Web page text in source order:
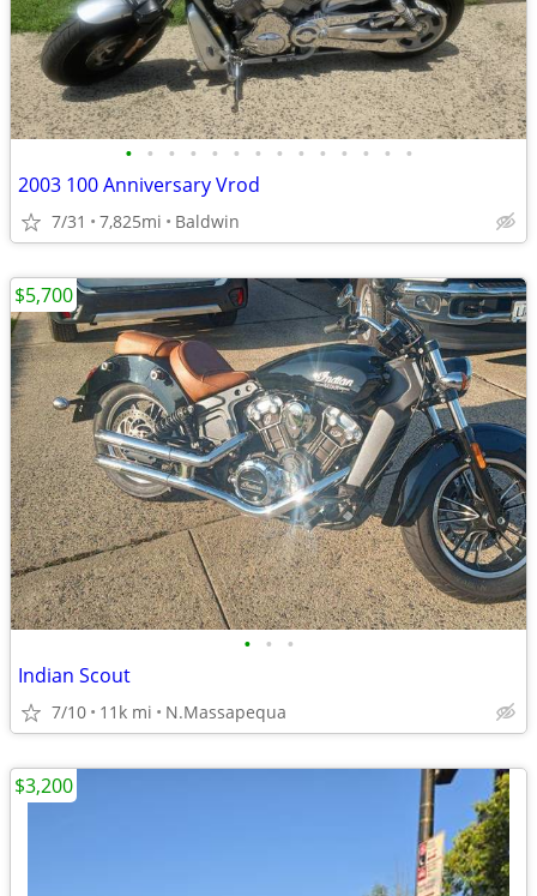
• • • • • • • • • • • • • •
2003 100 Anniversary Vrod
7/31 7,825mi Baldwin
• • •
Indian Scout
7/10 11k mi N.Massapequa
$5,700
$3,200